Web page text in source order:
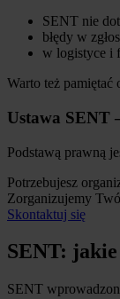
SENT nie
błędy w
w logistyce i
Warto też
Ustawa SENT
Podstawą prawną
Potrzebujesz
Zorganizujemy
Skontaktuj się
SENT:
SENT